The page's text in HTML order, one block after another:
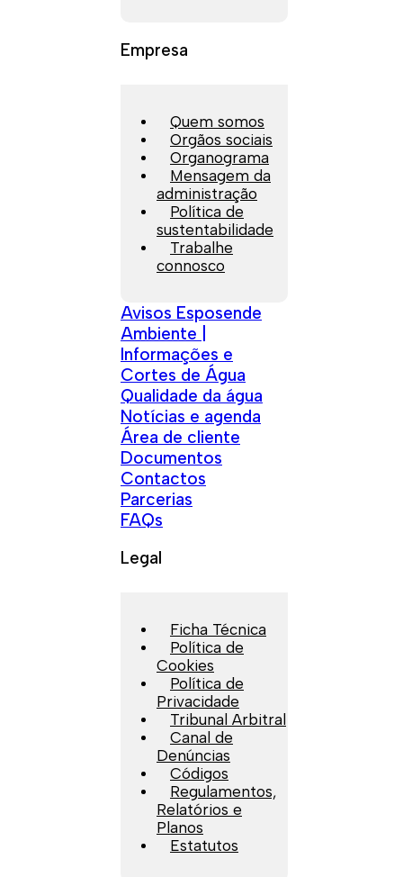
Empresa
Quem somos
Orgãos sociais
Organograma
Mensagem da
administração
Política de
sustentabilidade
Trabalhe
connosco
Avisos Esposende
Ambiente |
Informações e
Cortes de Água
Qualidade da água
Notícias e agenda
Área de cliente
Documentos
Contactos
Parcerias
FAQs
Legal
Ficha Técnica
Política de
Cookies
Política de
Privacidade
Tribunal Arbitral
Canal de
Denúncias
Códigos
Regulamentos,
Relatórios e
Planos
Estatutos